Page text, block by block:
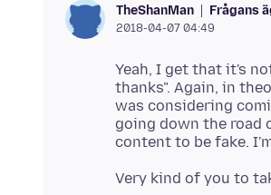
TheShanMan Frågans
2018-04-07 04:49
Yeah, I get that it's
thanks". Again, in
was considering
going down the road